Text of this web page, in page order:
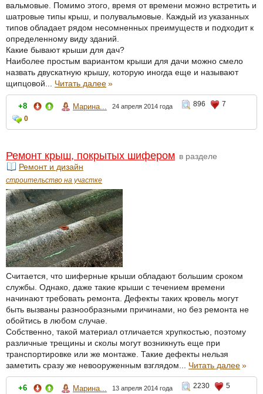
вальмовые. Помимо этого, время от времени можно встретить и
шатровые типы крыш, и полувальмовые. Каждый из указанных
типов обладает рядом несомненных преимуществ и подходит к
определенному виду зданий.
Какие бывают крыши для дач?
Наиболее простым вариантом крыши для дачи можно смело
назвать двускатную крышу, которую иногда еще и называют
щипцовой... Читать далее»
+8 Марина... 24 апреля 2014 года 896
7
0
Ремонт крыш, покрытых шифером в разделе
Ремонт и дизайн
строительство на участке
Считается, что шиферные крыши обладают большим сроком
службы. Однако, даже такие крыши с течением времени
начинают требовать ремонта. Дефекты таких кровель могут
быть вызваны разнообразными причинами, но без ремонта не
обойтись в любом случае.
Собственно, такой материал отличается хрупкостью, поэтому
различные трещины и сколы могут возникнуть еще при
транспортировке или же монтаже. Такие дефекты нельзя
заметить сразу же невооруженным взглядом... Читать далее»
+6 Марина... 13 апреля 2014 года 2230
5